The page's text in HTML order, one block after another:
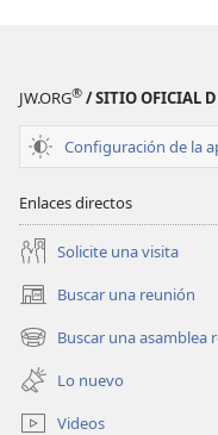
JW.ORG® / SITIO OFICIAL
Configuración de la
Enlaces directos
Solicite una visita
Buscar una reunión
(abre
una
nueva
ventana)
Buscar una asamblea
(abre
una
nueva
ventana)
Lo nuevo
Videos